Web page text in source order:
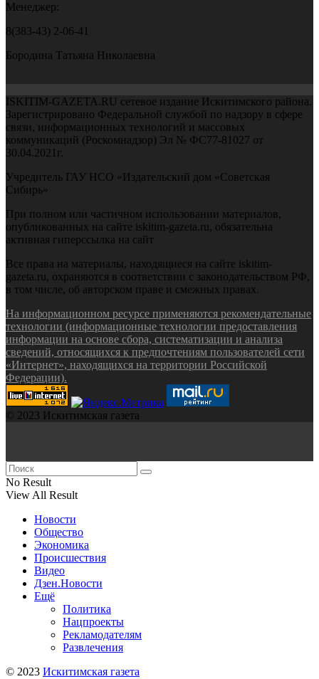
Менеджер:
8(383-43) 2-06-41
Бородина Татьяна Николаевна
ISKITIM-GAZETA.RU сетевое издание Искитимского района.
Зарегистрировано Федеральной службой по надзору в сфере
связи, информационных технологий и массовых
коммуникаций (Роскомнадзор) Эл № ФС77-81027 от
30.04.2021г.
Учредитель ГАУ НСО «Издательский дом «Советская
Сибирь»
При полном или частичном использовании материалов,
опубликованных на сайте iskitim-gazeta.ru, обязательна
активная гиперссылка на сайт
Все права на материалы, находящиеся на сайте iskitim-
gazeta.ru, охраняются в соответствии с законодательством РФ,
в том числе, об авторском праве и смежных правах.
На информационном ресурсе применяются рекомендательные
технологии (информационные технологии предоставления
информации на основе сбора, систематизации и анализа
сведений, относящихся к предпочтениям пользователей сети
«Интернет», находящихся на территории Российской
Федерации).
© 2023 Искитимская газета
No Result
View All Result
Новости
Общество
Экономика
Происшествия
Видео
Дзен.Новости
Ещё
Политика
Нацпроекты
Рекламодателям
Развлечения
© 2023 Искитимская газета